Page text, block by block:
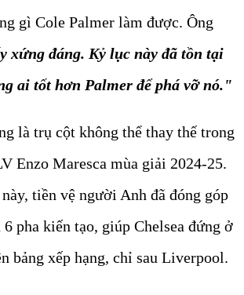
gì Cole Palmer làm được. Ông
xứng đáng. Kỷ lục này đã tồn tại
ai tốt hơn Palmer để phá vỡ nó."
là trụ cột không thể thay thế trong
Enzo Maresca mùa giải 2024-25.
tiền vệ người Anh đã đóng góp
6 pha kiến tạo, giúp Chelsea đứng ở
bảng xếp hạng, chỉ sau Liverpool.